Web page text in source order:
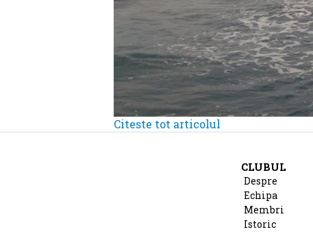
Citeste tot articolul
CLUBUL
Despre
Echipa
Membri
Istoric